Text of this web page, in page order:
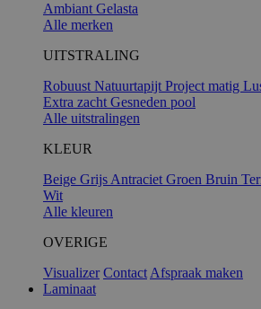
Ambiant Gelasta
Alle merken
UITSTRALING
Robuust Natuurtapijt Project matig
Extra zacht Gesneden pool
Alle uitstralingen
KLEUR
Beige Grijs Antraciet Groen Bruin
Wit
Alle kleuren
OVERIGE
Visualizer Contact Afspraak maken
Laminaat